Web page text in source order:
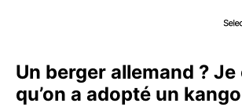
Un berger allemand ?
qu’on a adopté un